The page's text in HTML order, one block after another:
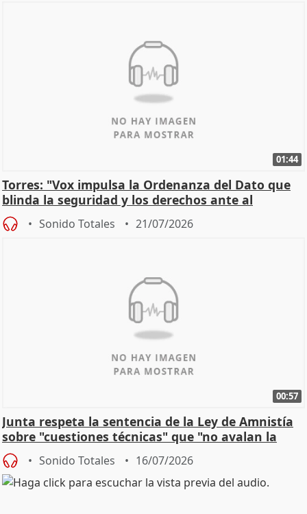
01:44
Torres: "Vox impulsa la Ordenanza del Dato que
blinda la seguridad y los derechos ante al
control"
Sonido Totales 21/07/2026
00:57
Junta respeta la sentencia de la Ley de Amnistía
sobre "cuestiones técnicas" que "no avalan la
const
Sonido Totales 16/07/2026